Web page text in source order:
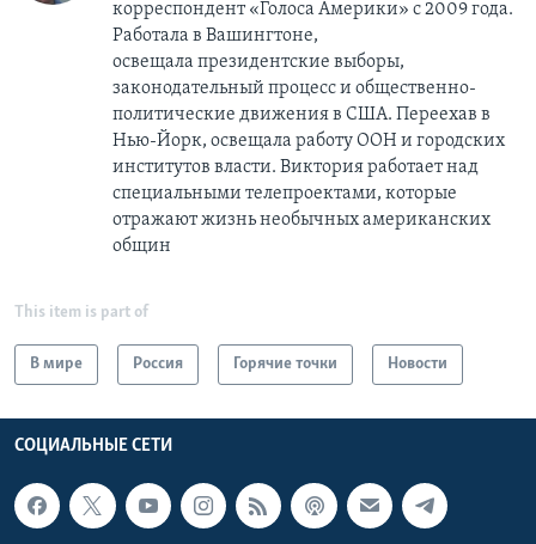
корреспондент «Голоса Америки» с 2009 года.
Работала в Вашингтоне,
освещала президентские выборы,
законодательный процесс и общественно-
политические движения в США. Переехав в
Нью-Йорк, освещала работу ООН и городских
институтов власти. Виктория работает над
специальными телепроектами, которые
отражают жизнь необычных американских
общин
This item is part of
В мире Россия Горячие точки Новости
СОЦИАЛЬНЫЕ СЕТИ